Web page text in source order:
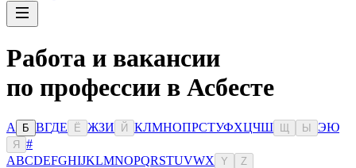
Работа и вакансии
по профессии в Асбесте
А Б ВГДЕ Ё ЖЗИ Й КЛМНОПРСТУФХЦЧШ Ы ЭЮ
Я
#
ABCDEFGHIJKLMNOPQRSTUVWX Y Z